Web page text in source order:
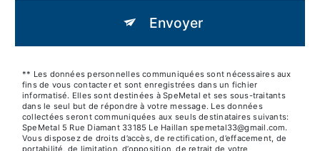
Envoyer
** Les données personnelles communiquées sont nécessaires aux
fins de vous contacter et sont enregistrées dans un fichier
informatisé. Elles sont destinées à SpeMetal et ses sous-traitants
dans le seul but de répondre à votre message. Les données
collectées seront communiquées aux seuls destinataires suivants:
SpeMetal 5 Rue Diamant 33185 Le Haillan spemetal33@gmail.com.
Vous disposez de droits d’accès, de rectification, d’effacement, de